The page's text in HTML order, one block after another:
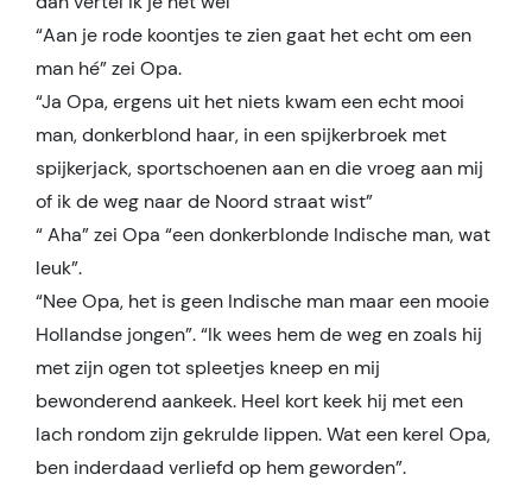
“Aan je rode koontjes te zien gaat het echt om een
man hé” zei Opa.
“Ja Opa, ergens uit het niets kwam een echt mooi
man, donkerblond haar, in een spijkerbroek met
spijkerjack, sportschoenen aan en die vroeg aan mij
of ik de weg naar de Noord straat wist”
“ Aha” zei Opa “een donkerblonde Indische man, wat
leuk”.
“Nee Opa, het is geen Indische man maar een mooie
Hollandse jongen”. “Ik wees hem de weg en zoals hij
met zijn ogen tot spleetjes kneep en mij
bewonderend aankeek. Heel kort keek hij met een
lach rondom zijn gekrulde lippen. Wat een kerel Opa,
ben inderdaad verliefd op hem geworden”.